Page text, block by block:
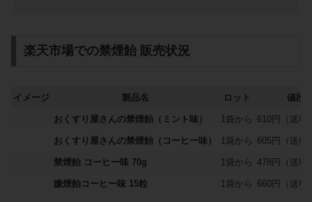
楽天市場での禁煙飴 販売状況
イメージ 製品名 ロット 値段
おくすり屋さんの禁煙飴（ミント味） 1袋から 610円（送料
おくすり屋さんの禁煙飴（コーヒー味） 1袋から 605円（送料
禁煙飴 コーヒー味 70g 1袋から 478円（送料
嫌煙飴コーヒー味 15粒 1袋から 660円（送料